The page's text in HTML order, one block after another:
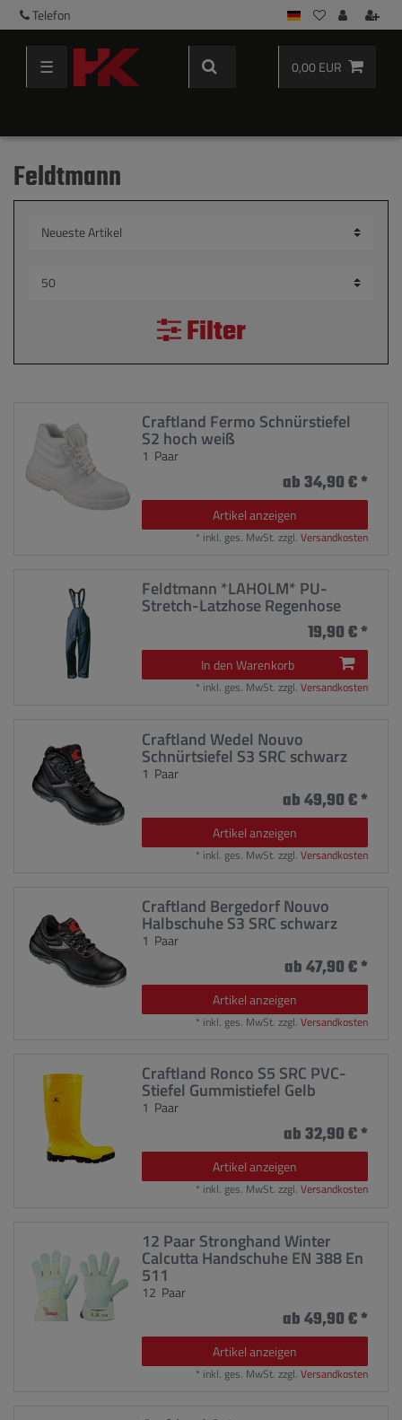
Telefon
☰ 0,00 EUR
Feldtmann
Filter
Craftland Fermo Schnürstiefel
S2 hoch weiß
ab 34,90 € *
1 Paar
Artikel anzeigen
* inkl. ges. MwSt. zzgl. Versandkosten
Feldtmann *LAHOLM* PU-
Stretch-Latzhose Regenhose
19,90 € *
In den Warenkorb
* inkl. ges. MwSt. zzgl. Versandkosten
Craftland Wedel Nouvo
Schnürtsiefel S3 SRC schwarz
ab 49,90 € *
1 Paar
Artikel anzeigen
* inkl. ges. MwSt. zzgl. Versandkosten
Craftland Bergedorf Nouvo
Halbschuhe S3 SRC schwarz
ab 47,90 € *
1 Paar
Artikel anzeigen
* inkl. ges. MwSt. zzgl. Versandkosten
Craftland Ronco S5 SRC PVC-
Stiefel Gummistiefel Gelb
ab 32,90 € *
1 Paar
Artikel anzeigen
* inkl. ges. MwSt. zzgl. Versandkosten
12 Paar Stronghand Winter
Calcutta Handschuhe EN 388 En
511
ab 49,90 € *
12 Paar
Artikel anzeigen
* inkl. ges. MwSt. zzgl. Versandkosten